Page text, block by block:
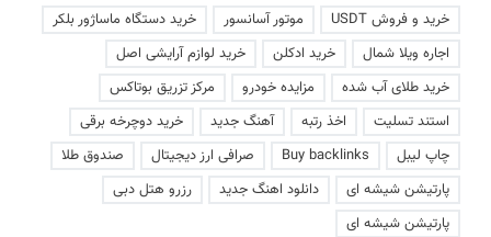
خرید و فروش USDT موتور آسانسور
خرید دستگاه ماساژور بلکر
اجاره ویلا شمال
خرید ادکلن
خرید لوازم آرایشی اصل
خرید طلای آب شده
مزایده خودرو
مرکز تزریق بوتاکس
استند تسلیت
اخذ رتبه آهنگ جدید
خرید دوچرخه برقی
چاپ لیبل
Buy backlinks صرافی ارز دیجیتال
صندوق طلا
پارتیشن شیشه ای
دانلود اهنگ جدید
رزرو هتل دبی
پارتیشن شیشه ای